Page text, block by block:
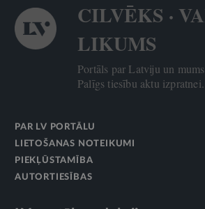
CILVĒKS ·
LIKUMS
Portāls par Latviju un
Palīgs tiesību aktu izpratnei.
PAR LV PORTĀLU
LIETOŠANAS NOTEIKUMI
PIEKĻŪSTAMĪBA
AUTORTIESĪBAS